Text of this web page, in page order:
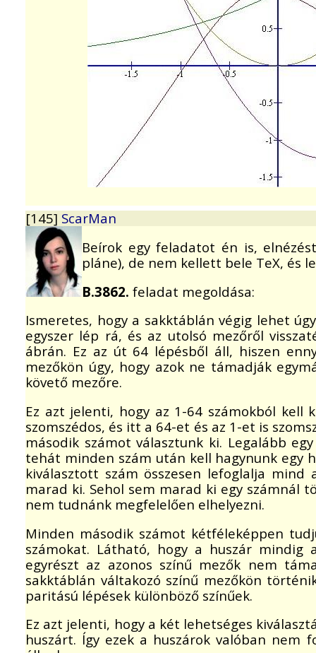
[145] ScarMan
Beírok egy feladatot én is,
pláne), de nem kellett bele TeX, és
B.3862. feladat megoldása:
Ismeretes, hogy a sakktáblán végig lehet
egyszer lép rá, és az utolsó mezőről
ábrán. Ez az út 64 lépésből áll, hiszen
mezőkön úgy, hogy azok ne támadják
követő mezőre.
Ez azt jelenti, hogy az 1-64 számokból kell
szomszédos, és itt a 64-et és az 1-et is
második számot választunk ki. Legalább
tehát minden szám után kell hagynunk egy
kiválasztott szám összesen lefoglalja
marad ki. Sehol sem marad ki egy számnál
nem tudnánk megfelelően elhelyezni.
Minden második számot kétféleképpen
számokat. Látható, hogy a huszár
egyrészt az azonos színű mezők nem
sakktáblán váltakozó színű mezőkön
paritású lépések különböző színűek.
Ez azt jelenti, hogy a két lehetséges
huszárt. Így ezek a huszárok valóban nem